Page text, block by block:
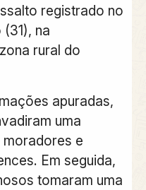
registrado no
na
rural do
apuradas,
uma
e
Em seguida,
tomaram uma